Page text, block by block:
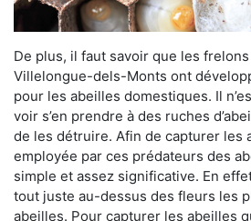
De plus, il faut savoir que les
Villelongue-dels-Monts ont
pour les abeilles domestiques. Il
voir s’en prendre à des ruches
de les détruire. Afin de capturer les
employée par ces prédateurs des
simple et assez significative. En
tout juste au-dessus des fleurs les
abeilles. Pour capturer les abeilles